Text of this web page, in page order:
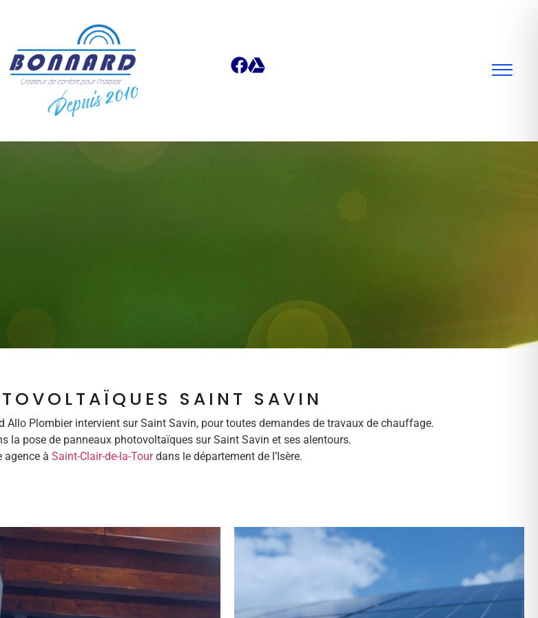
SAINT SAVIN
Plombier intervient sur Saint Savin, pour toutes demandes de travaux de chauffage.
la pose de panneaux photovoltaïques sur Saint Savin et ses alentours.
agence à Saint-Clair-de-la-Tourdans le département de l’Isère.